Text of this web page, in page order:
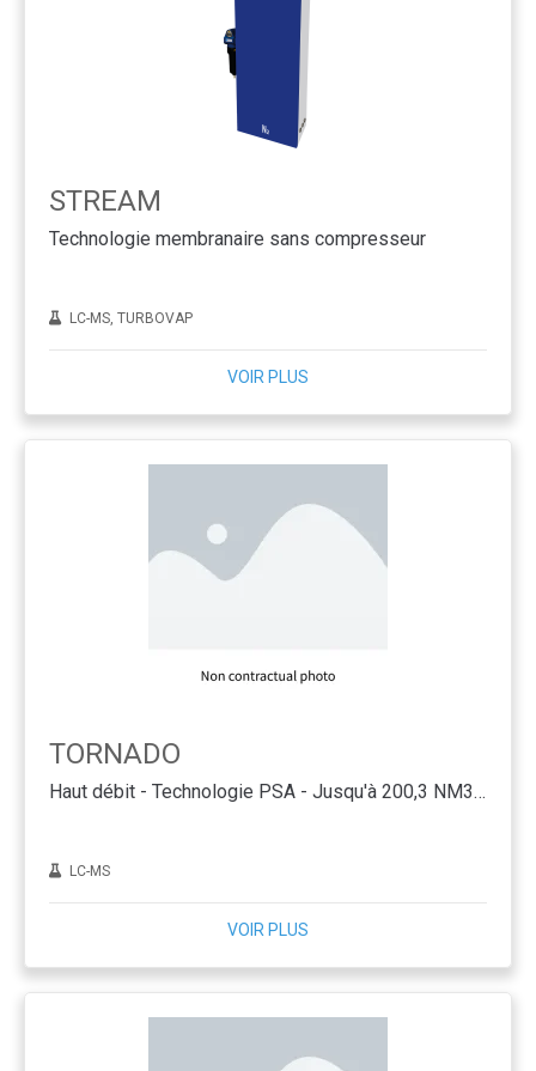
STREAM
Technologie membranaire sans compresseur
LC-MS, TURBOVAP
VOIR PLUS
TORNADO
Haut débit - Technologie PSA - Jusqu'à 200,3 NM3/H
LC-MS
VOIR PLUS